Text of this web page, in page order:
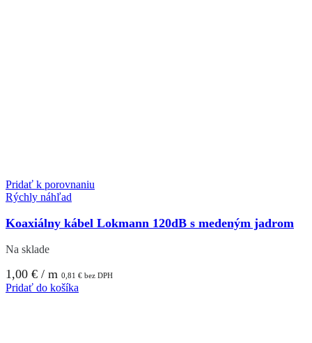
Pridať k porovnaniu
Rýchly náhľad
Koaxiálny kábel Lokmann 120dB s medeným jadrom
Na sklade
1,00 € / m 0,81 € bez DPH
Pridať do košíka